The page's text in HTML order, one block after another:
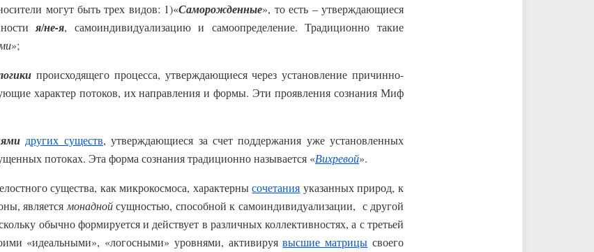
могут быть трех видов: 1)«Саморожденные», то есть – утверждающиеся
я/не-я, самоиндивидуализацию и самоопределение. Традиционно такие
»;
происходящего процесса, утверждающиеся через установление причинно-
характер потоков, их направления и формы. Эти проявления сознания Миф
других существ, утверждающиеся за счет поддержания уже установленных
потоках. Эта форма сознания традиционно называется «Вихревой».
существа, как микрокосмоса, характернысочетания указанных природ, к
являетсямонаднойсущностью, способной к самоиндивидуализации, с другой
обычно формируется и действует в различных коллективностях, а с третьей
«идеальными», «логосными» уровнями, активируявысшие матрицы своего